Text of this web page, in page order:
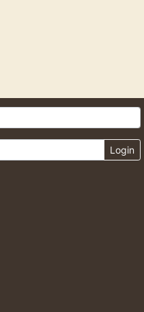
Login